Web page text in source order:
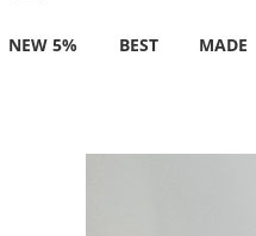
NEW 5% BEST MADE